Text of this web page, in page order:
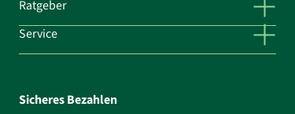
Ratgeber
Service
Sicheres Bezahlen